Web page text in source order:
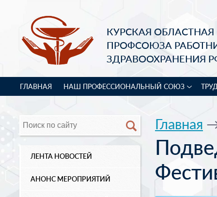
КУРСКАЯ
ПРОФСОЮЗА
ЗДРАВООХРАНЕНИЯ
ГЛАВНАЯ НАШ ПРОФЕССИОНАЛЬНЫЙ СОЮЗ
ЛЕНТА НОВОСТЕЙ
АНОНС МЕРОПРИЯТИЙ
Главная